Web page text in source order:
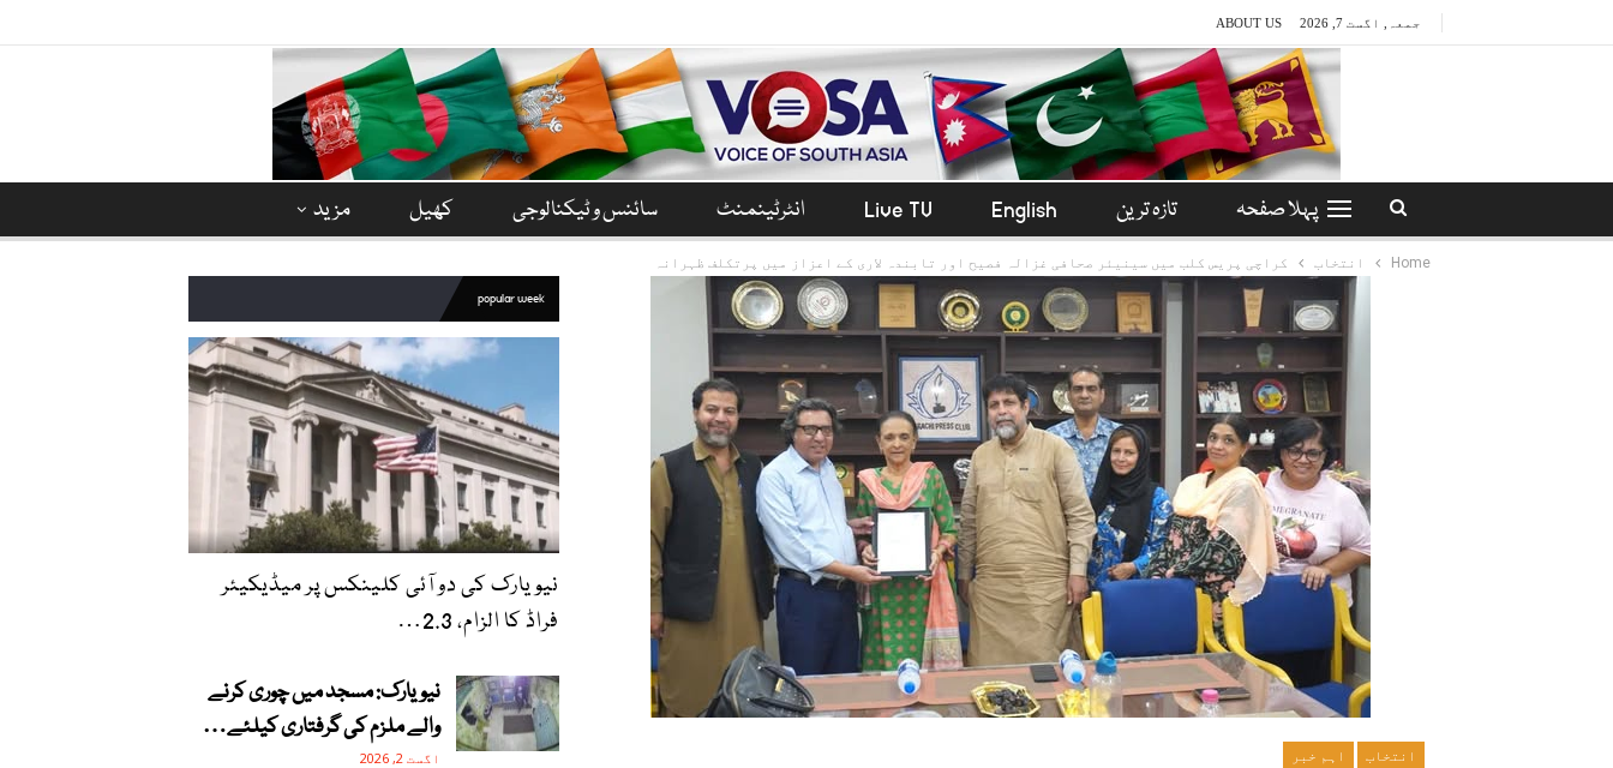
جمعہ, اگست 7, 2026 ABOUT US
پہلا صفحہ تازہ ترین English
Live TV انٹرٹینمنٹ سائنس و ٹیکنالوجی کھیل مزید
Home انتخاب کراچی پریس کلب میں سینیئر صحافی غزالہ فصیح اور تابندہ لاری کے اعزاز میں پرتکلف ظہرانہ
انتخاب اہم خبر
popular week
نیویارک کی دو آئی کلینکس پر میڈیکیئر
فراڈ کا الزام، 2.3…
نیویارک: مسجد میں چوری کرنے
والے ملزم کی گرفتاری کیلئے…
اگست 2, 2026